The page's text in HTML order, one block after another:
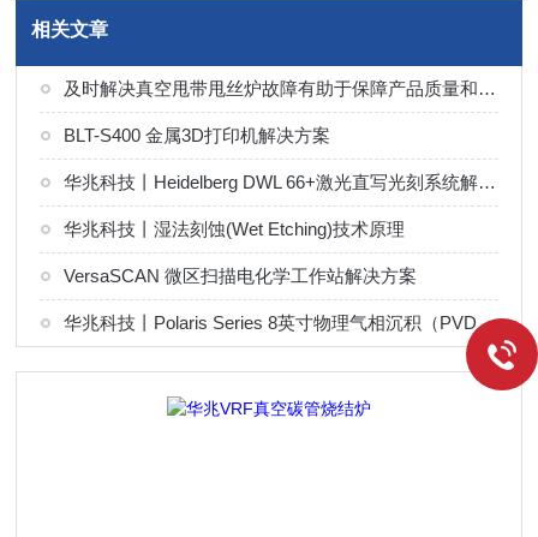
相关文章
及时解决真空甩带甩丝炉故障有助于保障产品质量和设备稳定运行
BLT-S400 金属3D打印机解决方案
华兆科技丨Heidelberg DWL 66+激光直写光刻系统解决方案
华兆科技丨湿法刻蚀(Wet Etching)技术原理
VersaSCAN 微区扫描电化学工作站解决方案
华兆科技丨Polaris Series 8英寸物理气相沉积（PVD）系统解决方案